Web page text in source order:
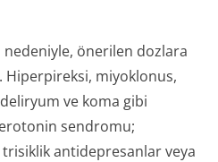
önerilen dozlara
Hiperpireksi, miyoklonus,
ve koma gibi
sendromu;
trisiklik antidepresanlar veya